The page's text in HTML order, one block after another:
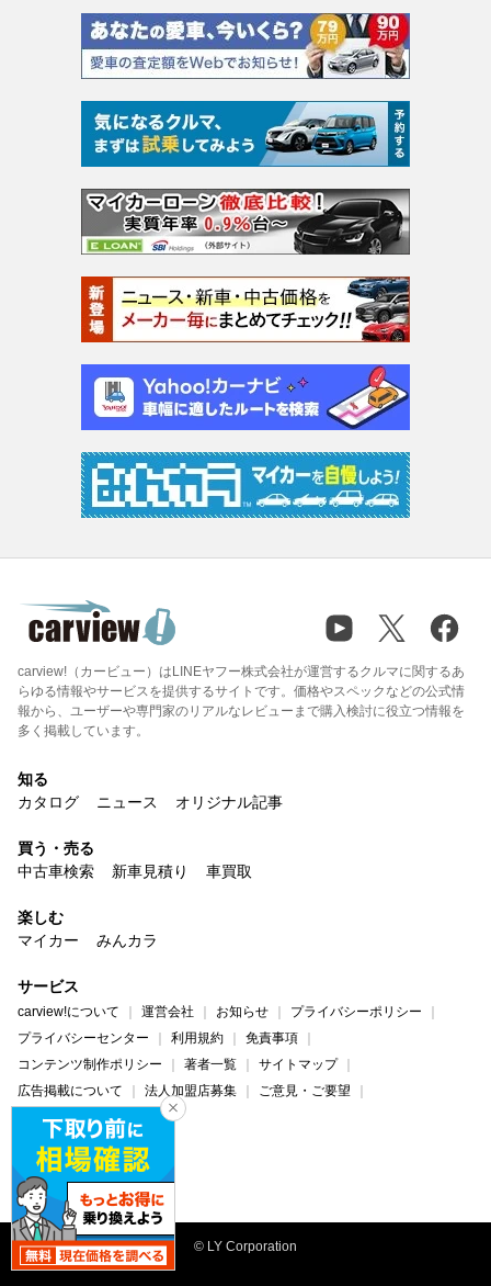
carview!（カービュー）はLINEヤフー株式会社が運営するクルマに関するあ
らゆる情報やサービスを提供するサイトです。価格やスペックなどの公式情
報から、ユーザーや専門家のリアルなレビューまで購入検討に役立つ情報を
多く掲載しています。
知る
カタログ
ニュース オリジナル記事
買う・売る
中古車検索
新車見積り 車買取
楽しむ
マイカー
みんカラ
サービス
carview!について 運営会社 お知らせ
プライバシーポリシー
プライバシーセンター
利用規約
免責事項
コンテンツ制作ポリシー
著者一覧
サイトマップ
広告掲載について
法人加盟店募集
ご意見・ご要望
ヘルプ・お問い合わせ
carview! Yahoo! JAPAN
© LY Corporation